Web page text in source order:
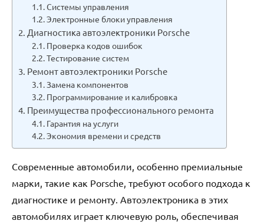
Системы управления
Электронные блоки управления
Диагностика автоэлектроники Porsche
Проверка кодов ошибок
Тестирование систем
Ремонт автоэлектроники Porsche
Замена компонентов
Программирование и калибровка
Преимущества профессионального ремонта
Гарантия на услуги
Экономия времени и средств
Современные автомобили, особенно премиальные
марки, такие как Porsche, требуют особого подхода к
диагностике и ремонту. Автоэлектроника в этих
автомобилях играет ключевую роль, обеспечивая